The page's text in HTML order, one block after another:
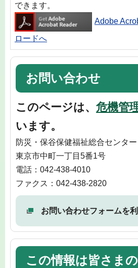
できます。
Adobe
ロードへ
お問い合わせ
このページは、 危機管
います。
防災・保谷保健福祉総合セン
東京市中町一丁目5番1号
電話：042-438-4010
ファクス：042-438-2820
お問い合わせフォームを
この情報は皆さま